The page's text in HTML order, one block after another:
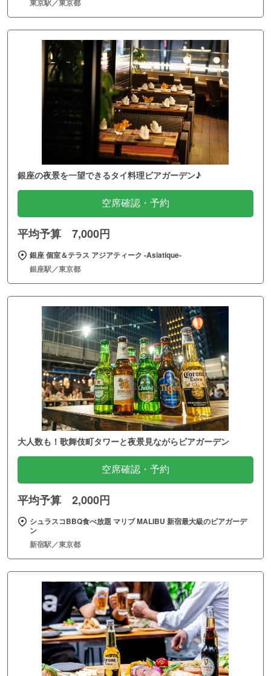
東京駅／東京都
銀座の夜景を一望できるタイ料理ビアガーデン♪
空席確認・予約
平均予算 7,000円
銀座 個室＆テラス アジアティーク ‐Asiatique‐
銀座駅／東京都
大人数も！歌舞伎町タワーと夜景見ながらビアガーデン
空席確認・予約
平均予算 2,000円
シュラスコBBQ食べ放題 マリブ MALIBU 新宿最大級のビアガーデ
ン
新宿駅／東京都